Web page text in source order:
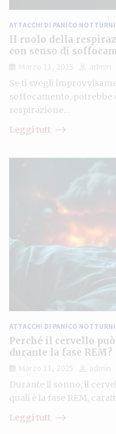
ATTACCHI DI PANICO NOTTURNI
Il ruolo della
con senso di
Marzo 11, 2025
admin
Se ti svegli
soffocamento, potrebbe
respirazione…
Leggi tutt
ATTACCHI DI PANICO NOTTURNI
Perché il cervello
durante la fase REM?
Marzo 11, 2025
admin
Durante il sonno, il
quali è la fase REM,
Leggi tutt